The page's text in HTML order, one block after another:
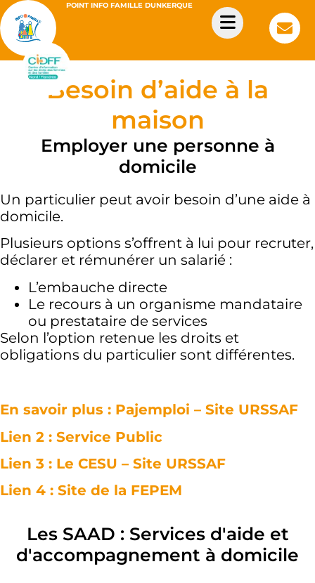
POINT INFO FAMILLE DUNKERQUE
Besoin d’aide à la
maison
Employer une personne à
domicile
Un particulier peut avoir besoin d’une aide à
domicile.
Plusieurs options s’offrent à lui pour recruter,
déclarer et rémunérer un salarié :
L’embauche directe
Le recours à un organisme mandataire
ou prestataire de services
Selon l’option retenue les droits et
obligations du particulier sont différentes.
En savoir plus : Pajemploi – Site URSSAF
Lien 2 : Service Public
Lien 3 : Le CESU – Site URSSAF
Lien 4 : Site de la FEPEM
Les SAAD : Services d'aide et
d'accompagnement à domicile